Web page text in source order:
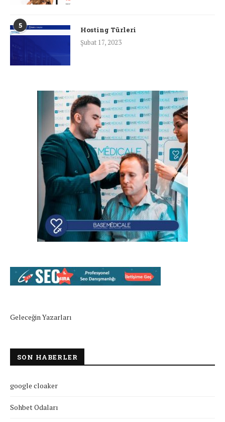
5
Hosting Türleri
Şubat 17, 2023
Geleceğin Yazarları
SON HABERLER
google cloaker
Sohbet Odaları